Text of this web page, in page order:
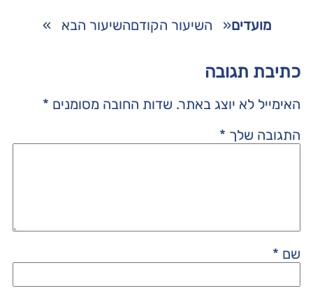
מועדים« השיעור הקודםהשיעור הבא »
כתיבת תגובה
האימייל לא יוצג באתר. שדות החובה מסומנים *
התגובה שלך *
שם *